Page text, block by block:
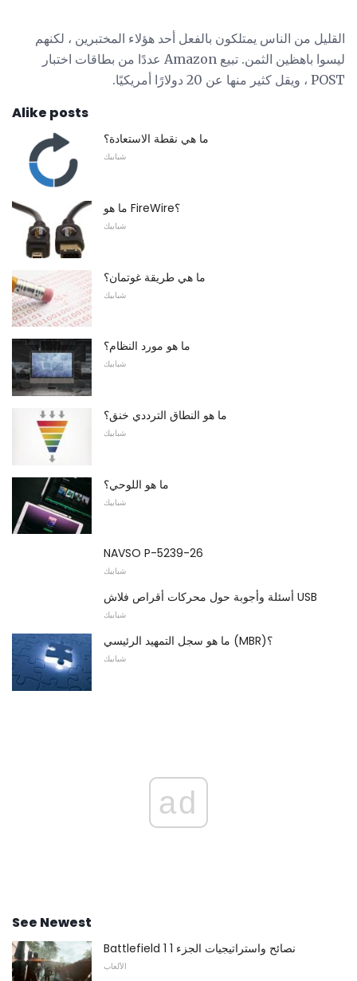
القليل من الناس يمتلكون بالفعل أحد هؤلاء المختبرين ، لكنهم
ليسوا باهظين الثمن. تبيع Amazon عددًا من بطاقات اختبار
POST ، ويقل كثير منها عن 20 دولارًا أمريكيًا.
Alike posts
ما هي نقطة الاستعادة؟
شبابيك
ما هو FireWire؟
شبابيك
ما هي طريقة غوتمان؟
شبابيك
ما هو مورد النظام؟
شبابيك
ما هو النطاق الترددي خنق؟
شبابيك
ما هو اللوحي؟
شبابيك
NAVSO P-5239-26
شبابيك
أسئلة وأجوبة حول محركات أقراص فلاش USB
شبابيك
ما هو سجل التمهيد الرئيسي (MBR)؟
شبابيك
ad
See Newest
Battlefield 1 نصائح واستراتيجيات الجزء 1
الألعاب